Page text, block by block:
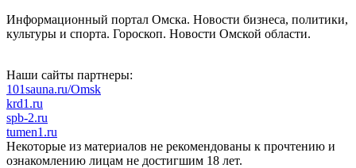
Информационный портал Омска. Новости бизнеса, политики,
культуры и спорта. Гороскоп. Новости Омской области.
Наши сайты партнеры:
101sauna.ru/Omsk
krd1.ru
spb-2.ru
tumen1.ru
Некоторые из материалов не рекомендованы к прочтению и
ознакомлению лицам не достигшим 18 лет.